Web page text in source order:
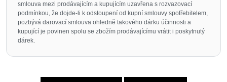
smlouva mezi prodávajícím a kupujícím uzavřena s rozvazovací
podmínkou, že dojde-li k odstoupení od kupní smlouvy spotřebitelem,
pozbývá darovací smlouva ohledně takového dárku účinnosti a
kupující je povinen spolu se zbožím prodávajícímu vrátit i poskytnutý
dárek.